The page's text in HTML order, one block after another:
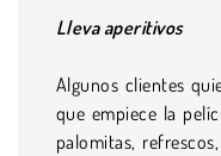
Lleva aperitivos
Algunos clientes
que empiece la
palomitas,